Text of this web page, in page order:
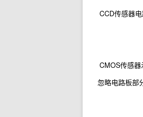
CCD传感器
CMOS传感器
忽略电路板部